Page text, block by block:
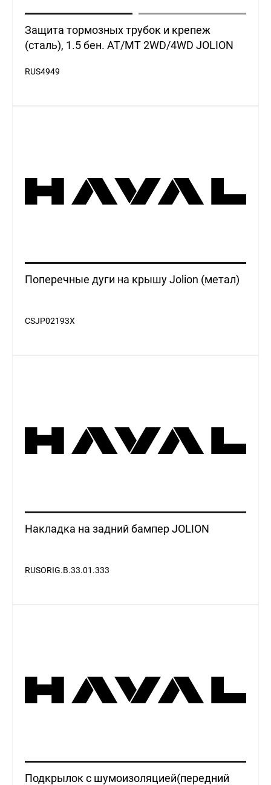
Защита тормозных трубок и крепеж
(сталь), 1.5 бен. AT/MT 2WD/4WD JOLION
RUS4949
Поперечные дуги на крышу Jolion (метал)
CSJP02193X
Накладка на задний бампер JOLION
RUSORIG.B.33.01.333
Подкрылок с шумоизоляцией(передний